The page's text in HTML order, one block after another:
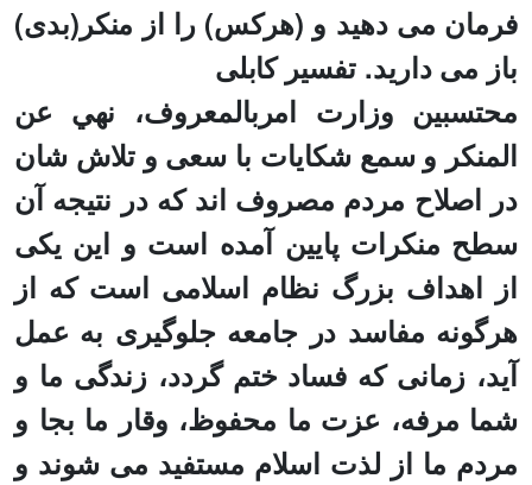
فرمان مى‏ دهيد و (هرکس) را از منکر(بدی)
باز می دارید. تفسیر کابلی
محتسبین وزارت امربالمعروف، نهي عن
المنکر و سمع شکایات با سعی و تلاش شان
در اصلاح مردم مصروف اند که در نتیجه آن
سطح منکرات پایین آمده است و این یکی
از اهداف بزرگ نظام اسلامی است که از
هرگونه مفاسد در جامعه جلوگیری به عمل
آید، زمانی که فساد ختم گردد، زندگی ما و
شما مرفه، عزت ما محفوظ، وقار ما بجا و
مردم ما از لذت اسلام مستفید می شوند و